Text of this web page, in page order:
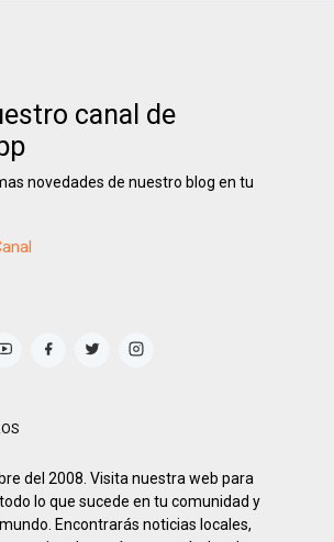
canal de
novedades de nuestro blog en tu
del 2008. Visita nuestra web para
lo que sucede en tu comunidad y
Encontrarás noticias locales,